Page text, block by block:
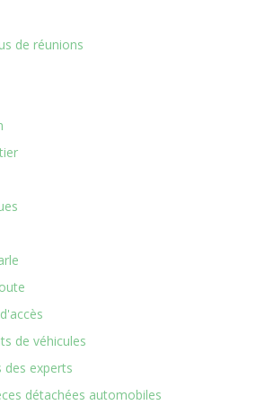
de réunions
de véhicules
des experts
détachées automobiles